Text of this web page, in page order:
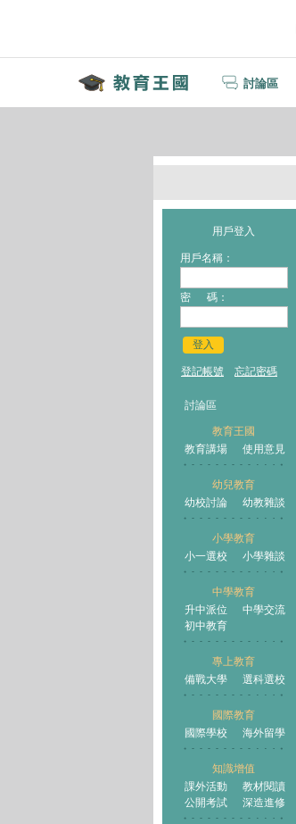
討論區
用戶登入
用戶名稱：
密 碼：
登入
登記帳號 忘記密碼
討論區
教育王國
教育講場
使用意見
幼兒教育
幼校討論
幼教雜談
小學教育
小一選校
小學雜談
中學教育
升中派位
中學交流
初中教育
專上教育
備戰大學
選科選校
國際教育
國際學校
海外留學
知識增值
課外活動
教材閱讀
公開考試
深造進修